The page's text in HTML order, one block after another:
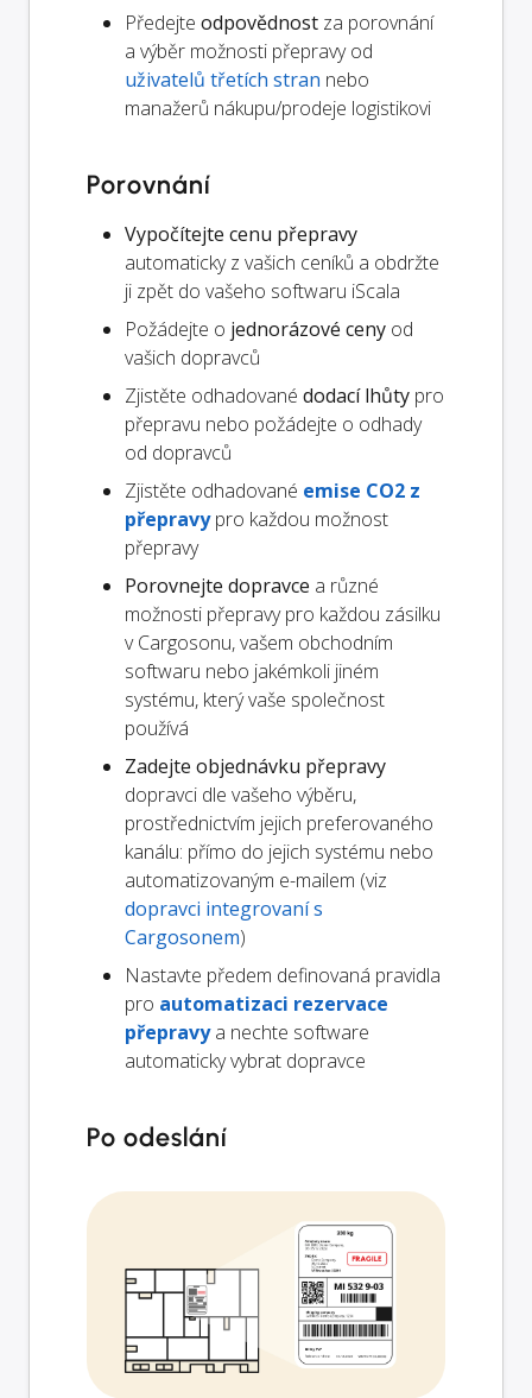
Předejte odpovědnost za porovnání
a výběr možnosti přepravy od
uživatelů třetích stran nebo
manažerů nákupu/prodeje logistikovi
Porovnání
Vypočítejte cenu přepravy
automaticky z vašich ceníků a obdržte
ji zpět do vašeho softwaru iScala
Požádejte o jednorázové ceny od
vašich dopravců
Zjistěte odhadované dodací lhůty pro
přepravu nebo požádejte o odhady
od dopravců
Zjistěte odhadované emise CO2 z
přepravypro každou možnost
přepravy
Porovnejte dopravce a různé
možnosti přepravy pro každou zásilku
v Cargosonu, vašem obchodním
softwaru nebo jakémkoli jiném
systému, který vaše společnost
používá
Zadejte objednávku přepravy
dopravci dle vašeho výběru,
prostřednictvím jejich preferovaného
kanálu: přímo do jejich systému nebo
automatizovaným e-mailem (viz
dopravci integrovaní s
Cargosonem)
Nastavte předem definovaná pravidla
pro automatizaci rezervace
přepravya nechte software
automaticky vybrat dopravce
Po odeslání